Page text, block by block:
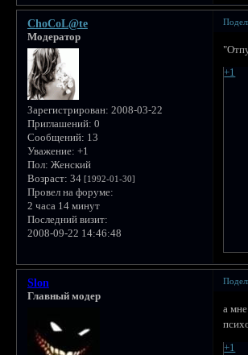
ChoCoL@te
Модератор
Зарегистрирован: 2008-03-22
Приглашений: 0
Сообщений: 13
Уважение: +1
Пол: Женский
Возраст: 34 [1992-01-30]
Провел на форуме:
2 часа 14 минут
Последний визит:
2008-09-22 14:46:48
+1
Slon
Главный модер
а
+1